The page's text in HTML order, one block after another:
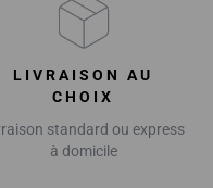
LIVRAISON AU
CHOIX
standard ou express
à domicile